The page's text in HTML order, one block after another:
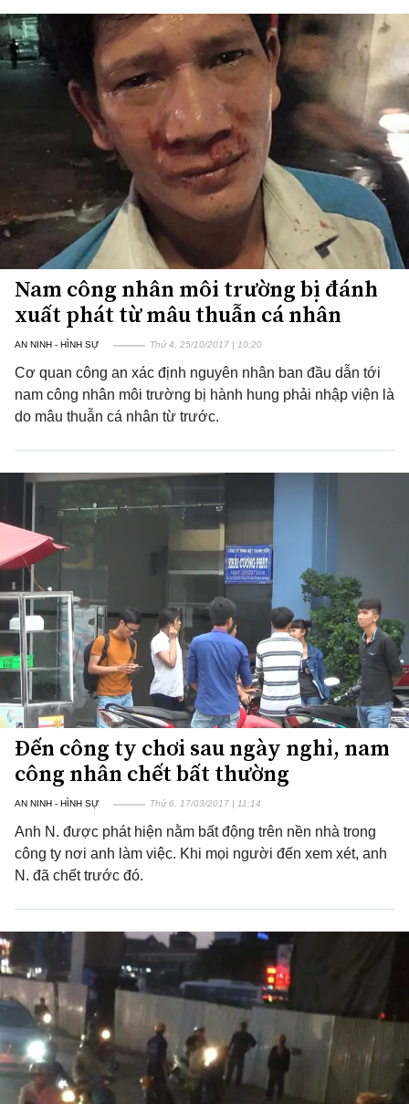
Nam công nhân môi trường bị đánh
xuất phát từ mâu thuẫn cá nhân
AN NINH - HÌNH SỰ Thứ 4, 25/10/2017 | 10:20
Cơ quan công an xác định nguyên nhân ban đầu dẫn tới
nam công nhân môi trường bị hành hung phải nhập viện là
do mâu thuẫn cá nhân từ trước.
Đến công ty chơi sau ngày nghỉ, nam
công nhân chết bất thường
AN NINH - HÌNH SỰ Thứ 6, 17/03/2017 | 11:14
Anh N. được phát hiện nằm bất động trên nền nhà trong
công ty nơi anh làm việc. Khi mọi người đến xem xét, anh
N. đã chết trước đó.